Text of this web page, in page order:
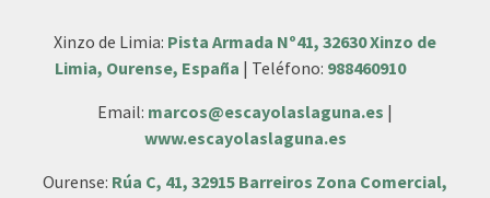
Xinzo de Limia: Pista Armada Nº41, 32630 Xinzo de
Limia, Ourense, España | Teléfono: 988460910
Email: marcos@escayolaslaguna.es |
www.escayolaslaguna.es
Ourense: Rúa C, 41, 32915 Barreiros Zona Comercial,